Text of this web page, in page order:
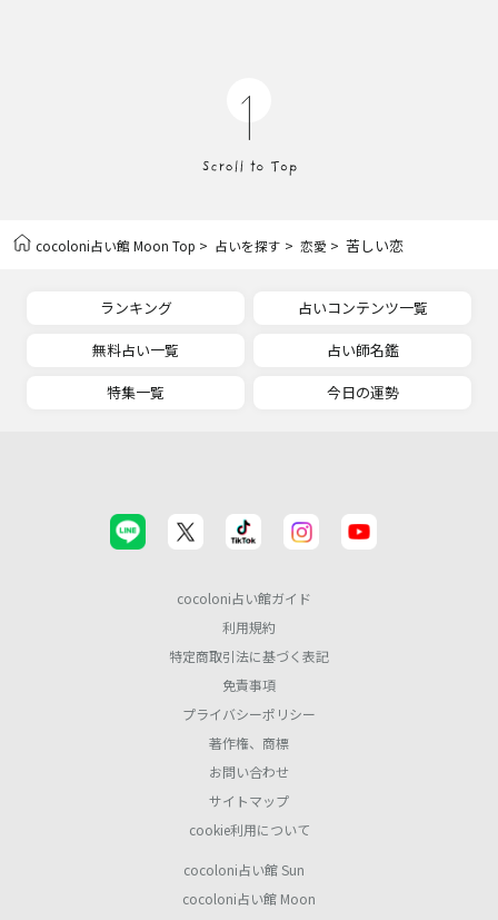
cocoloni占い館 Moon Top > 占いを探す > 恋愛 > 苦しい恋
ランキング
占いコンテンツ一覧
無料占い一覧
占い師名鑑
特集一覧
今日の運勢
cocoloni占い館ガイド
利用規約
特定商取引法に基づく表記
免責事項
プライバシーポリシー
著作権、商標
お問い合わせ
サイトマップ
cookie利用について
cocoloni占い館 Sun
cocoloni占い館 Moon